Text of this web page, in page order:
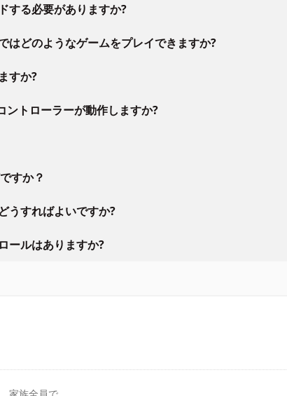
する必要がありますか?
はどのようなゲームをプレイできますか?
すか?
トローラーが動作しますか?
すか？
うすればよいですか?
ールはありますか?
家族全員で